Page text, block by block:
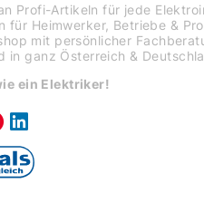
Profi-Artikeln für jede
für Heimwerker, Betriebe &
mit persönlicher
in ganz Österreich &
ein Elektriker!